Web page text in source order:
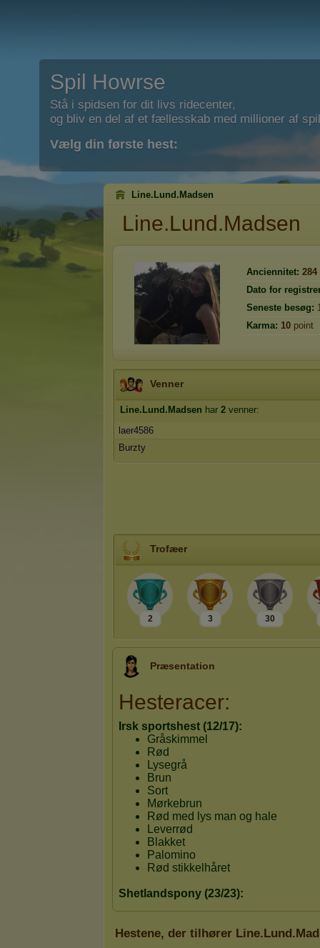
Spil Howrse
Stå i spidsen for dit livs ridecenter,
og bliv en del af et fællesskab med millioner af
Vælg din første hest:
Line.Lund.Madsen
Line.Lund.Madsen
Anciennitet: 284
Dato for
Seneste besøg:
Karma: 10 point
Venner
Line.Lund.Madsen har 2 venner:
laer4586
Burzty
Trofæer
2 3 30
Præsentation
Hestene, der tilhører